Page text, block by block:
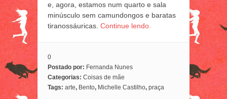
e, agora, estamos num quarto e sala
minúsculo sem camundongos e baratas
tiranossáuricas. Continue lendo.
0
Postado por: Fernanda Nunes
Categorias: Coisas de mãe
Tags: arte, Bento, Michelle Castilho, praça